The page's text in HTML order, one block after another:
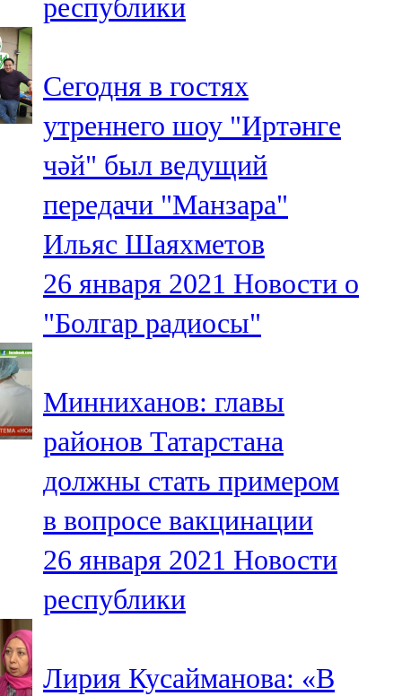
республики
Сегодня в гостях
утреннего шоу "Иртәнге
чәй" был ведущий
передачи "Манзара"
Ильяс Шаяхметов
26 января 2021 Новости о
"Болгар радиосы"
Минниханов: главы
районов Татарстана
должны стать примером
в вопросе вакцинации
26 января 2021 Новости
республики
Лирия Кусайманова: «В